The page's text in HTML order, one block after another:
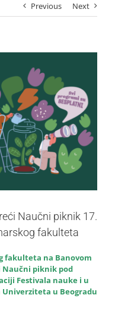
Previous Next
Naučni piknik 17.
fakulteta
fakulteta na Banovom
Naučni piknik pod
Festivala nauke i u
u Beogradu